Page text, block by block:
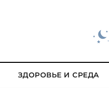
ЗДОРОВЬЕ И СРЕДА